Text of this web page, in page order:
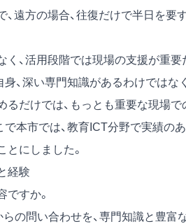
、遠方の場合、往復だけで半日を
、活用段階では現場の支援が重要だ
身、深い専門知識があるわけでは
るだけでは、もっとも重要な現場
で本市では、教育ICT分野で実績の
とにしました。
経験
すか。
の問い合わせを、専門知識と豊